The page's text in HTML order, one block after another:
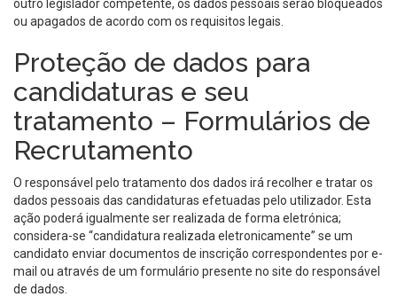
outro legislador competente, os dados pessoais serão bloqueados
ou apagados de acordo com os requisitos legais.
Proteção de dados para
candidaturas e seu
tratamento – Formulários de
Recrutamento
O responsável pelo tratamento dos dados irá recolher e tratar os
dados pessoais das candidaturas efetuadas pelo utilizador. Esta
ação poderá igualmente ser realizada de forma eletrónica;
considera-se “candidatura realizada eletronicamente” se um
candidato enviar documentos de inscrição correspondentes por e-
mail ou através de um formulário presente no site do responsável
de dados.